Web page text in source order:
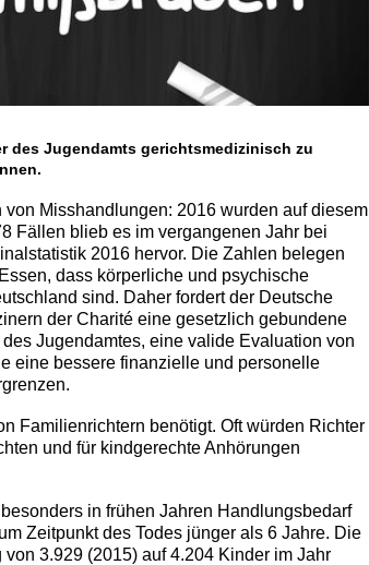
des Jugendamts gerichtsmedizinisch zu
Misshandlungen: 2016 wurden auf diesem
Fällen blieb es im vergangenen Jahr bei
2016 hervor. Die Zahlen belegen
dass körperliche und psychische
sind. Daher fordert der Deutsche
der Charité eine gesetzlich gebundene
Jugendamtes, eine valide Evaluation von
eine bessere finanzielle und personelle
Familienrichtern benötigt. Oft würden Richter
und für kindgerechte Anhörungen
in frühen Jahren Handlungsbedarf
Zeitpunkt des Todes jünger als 6 Jahre. Die
3.929 (2015) auf 4.204 Kinder im Jahr